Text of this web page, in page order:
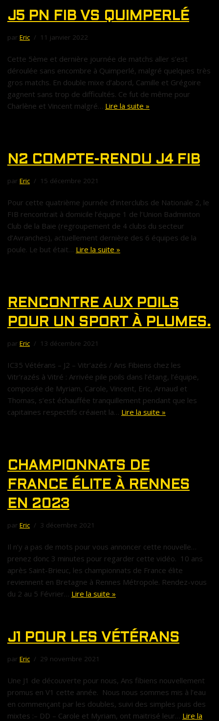
J5 PN FIB VS QUIMPERLÉ
par Eric 11 janvier 2022
Cette 5ème et dernière journée de matchs aller s’est
déroulée sans encombre à Quimperlé, malgré quelques très
gros matchs. En double mixe d’abord, Camille et Grégoire
gagnent sans trop de difficultés. Ce fut de même pour
Charlène et Vincent malgré… Lire la suite »
N2 COMPTE-RENDU J4 FIB
par Eric 15 décembre 2021
Pour cette quatrième journée d’interclubs de Nationale 2, le
FIB rencontrait à domicile l’équipe 1 de l’Union Badminton
Club de la Baie (regroupement de 4 clubs du secteur
d’Avranches), actuellement dernière des 6 équipes de la
poule. Le but était… Lire la suite »
RENCONTRE AUX POILS
POUR UN SPORT À PLUMES.
par Eric 13 décembre 2021
IC35 Vétérans – J2 – Vitr’azés / Ans Fibiens chez les
Vitr’razés à Vitré : Arrivée pile poils dans l’étang, l’équipe,
composée de Myriam, Carole, Vincent, Eric, Arnaud et
Thomas, s’est échauffée tranquillement pendant que les
capitaines respectifs créaient la… Lire la suite »
CHAMPIONNATS DE
FRANCE ÉLITE À RENNES
EN 2023
par Eric 3 décembre 2021
Il n’y a pas de mots pour vous annoncer cette nouvelle…
prenez donc 3 minutes pour regarder cette vidéo. 10 ans
après Saint-Brieuc, les championnats de France élite
reviennent en Bretagne à Rennes Métropole. Rendez-vous
du 2 au 5 Février… Lire la suite »
J1 POUR LES VÉTÉRANS
par Eric 29 novembre 2021
Une J1 de découverte pour nous, Ans fibiens nouvellement
promus en V1 cette année. Nous nous sommes mis à l’eau
en commençant par les doubles, suivi des simples puis des
mixtes :– DD – Carole et Myriam, ont maitrisé leur… Lire la